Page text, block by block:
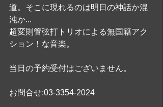
道。そこに現れるのは明日の神話か混
沌か...
超変則管弦打トリオによる無国籍アク
ション！な音楽。
当日の予約受付はございません。
お問合せ:03-3354-2024